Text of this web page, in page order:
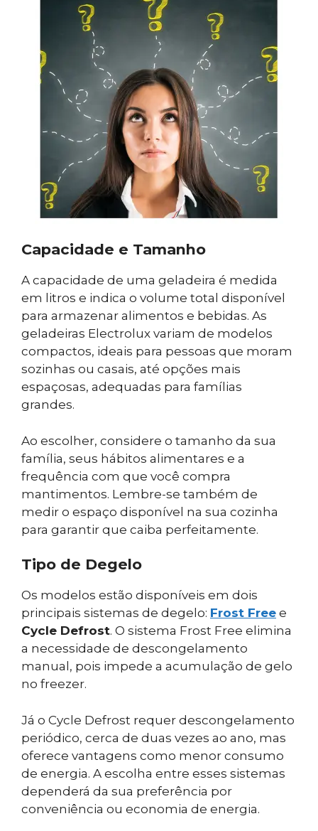
Capacidade e Tamanho
A capacidade de uma geladeira é medida
em litros e indica o volume total disponível
para armazenar alimentos e bebidas. As
geladeiras Electrolux variam de modelos
compactos, ideais para pessoas que moram
sozinhas ou casais, até opções mais
espaçosas, adequadas para famílias
grandes.
Ao escolher, considere o tamanho da sua
família, seus hábitos alimentares e a
frequência com que você compra
mantimentos. Lembre-se também de
medir o espaço disponível na sua cozinha
para garantir que caiba perfeitamente.
Tipo de Degelo
Os modelos estão disponíveis em dois
principais sistemas de degelo: Frost Free e
Cycle Defrost. O sistema Frost Free elimina
a necessidade de descongelamento
manual, pois impede a acumulação de gelo
no freezer.
Já o Cycle Defrost requer descongelamento
periódico, cerca de duas vezes ao ano, mas
oferece vantagens como menor consumo
de energia. A escolha entre esses sistemas
dependerá da sua preferência por
conveniência ou economia de energia.